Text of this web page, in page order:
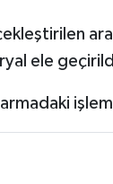
ele